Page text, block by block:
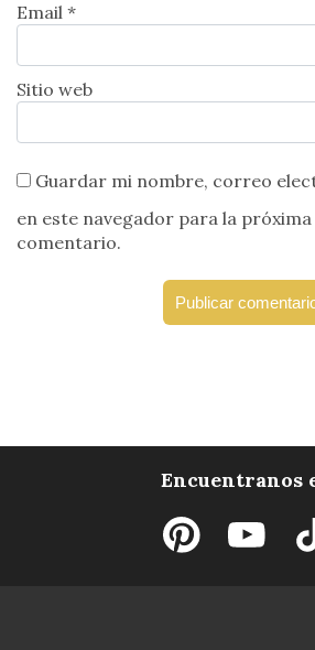
Email *
Sitio web
Guardar mi nombre, correo
en este navegador para la próxima
comentario.
Encuentranos